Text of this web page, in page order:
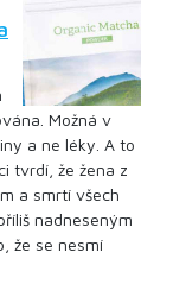
Možná v
a ne léky. A to
tvrdí, že žena z
a smrtí všech
nadneseným
že se nesmí